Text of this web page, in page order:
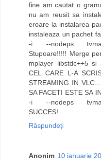
fine am cautat o
nu am reusit sa
eroare la instalarea
instaleaza un pachet
-i --nodeps tvmaxe-
Stupoare!!!!! Merge
mplayer libstdc++5
CEL CARE L-A
STREAMING IN
SA FACETI ESTE SA
-i --nodeps tvmaxe-
SUCCES!
Răspundeți
Anonim 10 ianuarie